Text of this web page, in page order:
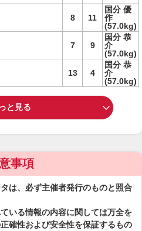
8 11
国分 優
作
(57.0kg)
7 9
国分 恭
介
(57.0kg)
13 4
国分 恭
介
(57.0kg)
と見る
事項
は、必ず主催者発行のものと照合
いる情報の内容に関しては万全を
確性および安全性を保証するもの